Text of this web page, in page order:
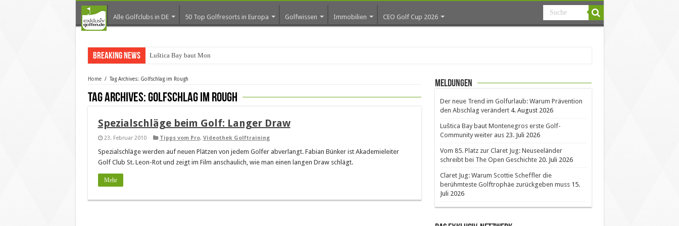
Alle Golfclubs in DE 50 Top Golfresorts in Europa Golfwissen Immobilien CEO Golf Cup 2026
Breaking News Luštica Bay baut Montenegros
Home / Tag Archives: Golfschlag im Rough
Tag Archives:Golfschlag im Rough
Spezialschläge beim Golf: Langer Draw
23. Februar 2010 Tipps vom Pro, Videothek Golftraining
Spezialschläge werden auf neuen Plätzen von jedem Golfer abverlangt. Fabian Bünker ist Akademieleiter
Golf Club St. Leon-Rot und zeigt im Film anschaulich, wie man einen langen Draw schlägt.
Mehr
Meldungen
Der neue Trend im Golfurlaub: Warum Prävention
den Abschlag verändert 4. August 2026
Luštica Bay baut Montenegros erste Golf-
Community weiter aus 23. Juli 2026
Vom 85. Platz zur Claret Jug: Neuseeländer
schreibt bei The Open Geschichte 20. Juli 2026
Claret Jug: Warum Scottie Scheffler die
berühmteste Golftrophäe zurückgeben muss 15.
Juli 2026